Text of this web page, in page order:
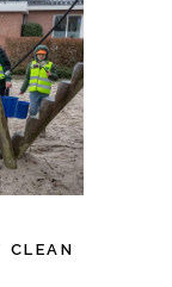
CLEAN